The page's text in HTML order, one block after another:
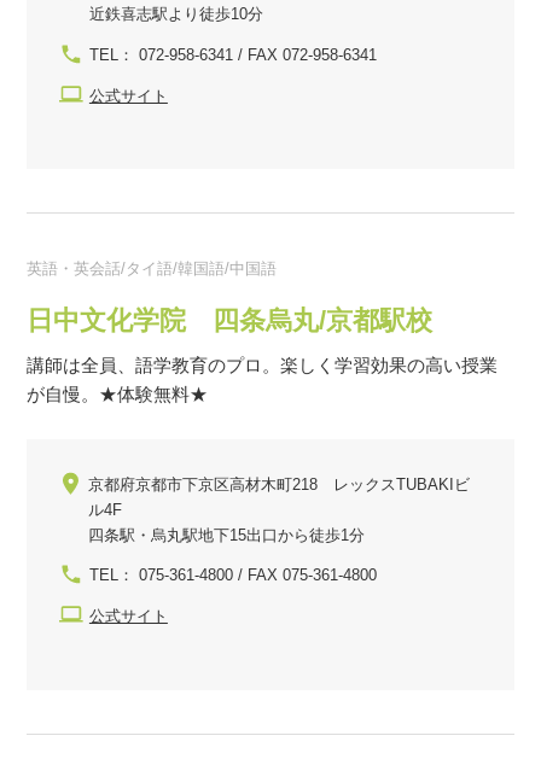
近鉄喜志駅より徒歩10分
TEL： 072-958-6341 / FAX 072-958-6341
公式サイト
英語・英会話/タイ語/韓国語/中国語
日中文化学院 四条烏丸/京都駅校
講師は全員、語学教育のプロ。楽しく学習効果の高い授業
が自慢。★体験無料★
京都府京都市下京区高材木町218 レックスTUBAKIビ
ル4F
四条駅・烏丸駅地下15出口から徒歩1分
TEL： 075-361-4800 / FAX 075-361-4800
公式サイト